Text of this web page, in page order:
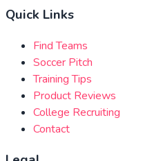
Quick Links
Find Teams
Soccer Pitch
Training Tips
Product Reviews
College Recruiting
Contact